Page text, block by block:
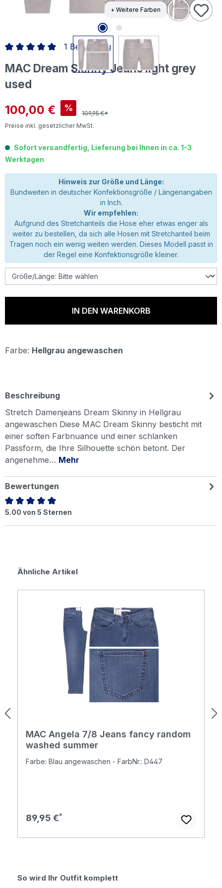
+ Weitere Farben
MAC Dream Skinny Jeans light grey
used
Verkaufspreis:
100,00 € %
109,95 €*
Preise inkl. gesetzlicher MwSt.
Durchschnittliche Bewertung von 5 von 5 Sternen
1 Bewertung
Sofort versandfertig, Lieferung bei Ihnen in ca. 1-3
Werktagen
Hinweis zur Größe und Länge:
Bundweiten in deutscher Konfektionsgröße / Längenangaben
in Inch.
Wir empfehlen:
Aufgrund des Stretchanteils die Hose eher etwas enger als
weiter zu bestellen, da sich alle Hosen mit Stretchanteil beim
Tragen noch ein wenig weiten werden. Dieses Modell passt in
der Regel eine Konfektionsgröße kleiner.
IN DEN WARENKORB
Farbe: Hellgrau angewaschen
Beschreibung
Stretch Damenjeans Dream Skinny in Hellgrau
angewaschen Diese MAC Dream Skinny besticht mit
einer soften Farbnuance und einer schlanken
Passform, die Ihre Silhouette schön betont. Der
angenehme… Mehr
Bewertungen
Durchschnittliche Bewertung von 5 von 5 Sternen
5.00 von 5 Sternen
Produktgalerie überspringen
Ähnliche Artikel
MAC Angela 7/8 Jeans fancy random
washed summer
Farbe: Blau angewaschen - FarbNr.: D447
Regulärer Preis:
89,95 €
Produktgalerie überspringen
So wird Ihr Outfit komplett